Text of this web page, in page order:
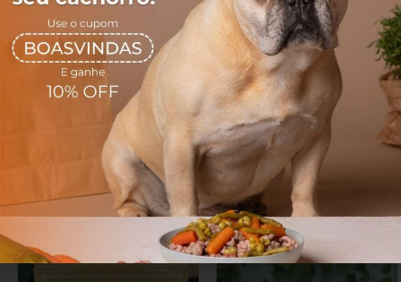
Adultos Adultos Filhotes